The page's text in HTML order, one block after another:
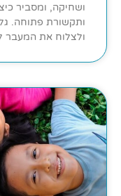
ושחיקה, ומסביר
ותקשורת פתוחה.
ולצלוח את המעבר